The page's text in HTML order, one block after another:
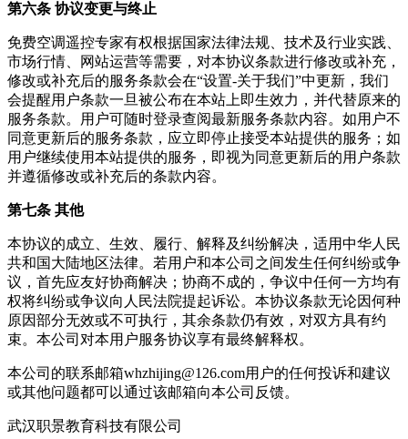
第六条 协议变更与终止
免费空调遥控专家有权根据国家法律法规、技术及行业实践、
市场行情、网站运营等需要，对本协议条款进行修改或补充，
修改或补充后的服务条款会在“设置-关于我们”中更新，我们
会提醒用户条款一旦被公布在本站上即生效力，并代替原来的
服务条款。用户可随时登录查阅最新服务条款内容。如用户不
同意更新后的服务条款，应立即停止接受本站提供的服务；如
用户继续使用本站提供的服务，即视为同意更新后的用户条款
并遵循修改或补充后的条款内容。
第七条 其他
本协议的成立、生效、履行、解释及纠纷解决，适用中华人民
共和国大陆地区法律。若用户和本公司之间发生任何纠纷或争
议，首先应友好协商解决；协商不成的，争议中任何一方均有
权将纠纷或争议向人民法院提起诉讼。本协议条款无论因何种
原因部分无效或不可执行，其余条款仍有效，对双方具有约
束。本公司对本用户服务协议享有最终解释权。
本公司的联系邮箱whzhijing@126.com用户的任何投诉和建议
或其他问题都可以通过该邮箱向本公司反馈。
武汉职景教育科技有限公司